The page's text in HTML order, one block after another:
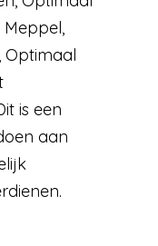
Optimaal
is een
aan